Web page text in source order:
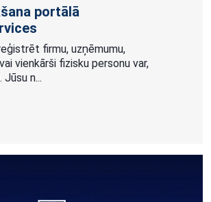
portālā
firmu, uzņēmumu,
vienkārši fizisku personu var,
n...